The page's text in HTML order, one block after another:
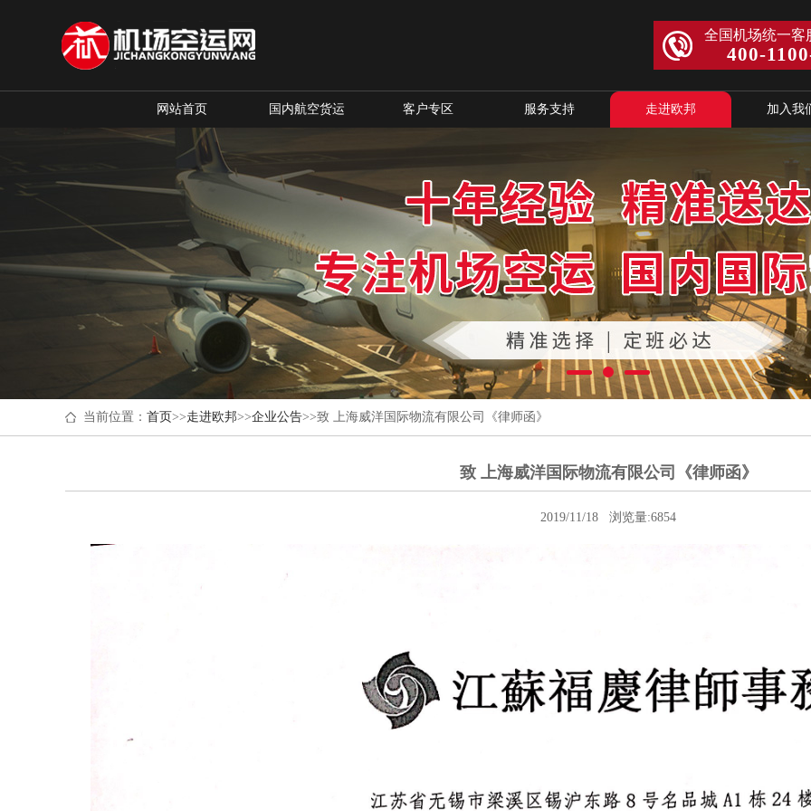
全国机场统一客
400-
网站首页 国内航空货运 客户专区 服务支持 走进欧邦 加入我
当前位置： 首页>>走进欧邦>>企业公告>>致 上海威洋国际物流有限公司《律师函》
致 上海威洋国际物流有限公司《律师函》
2019/11/18 浏览量:6854